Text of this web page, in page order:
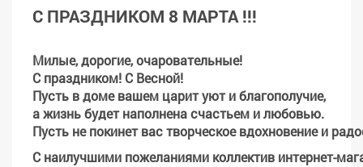
С ПРАЗДНИКОМ 8 МАРТА !!!
Милые, дорогие, очаровательные!
С праздником! С Весной!
Пусть в доме вашем царит уют и благополучие,
а жизнь будет наполнена счастьем и любовью.
Пусть не покинет вас творческое вдохновение и
С наилучшими пожеланиями коллектив интернет-